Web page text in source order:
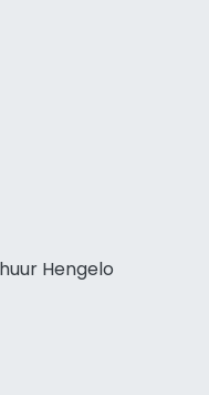
Hengelo